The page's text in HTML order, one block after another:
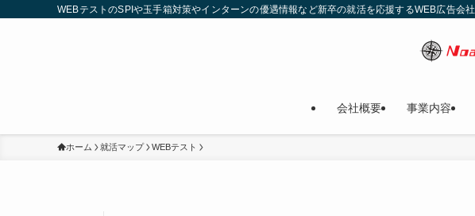
WEBテストのSPIや玉手箱対策やインターンの優遇情報など新卒の就活を応援するWEB広告会社
会社概要 事業内容
ホーム 就活マップ WEBテスト